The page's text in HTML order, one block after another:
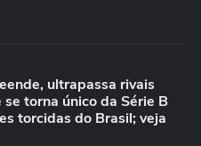
ultrapassa rivais
se torna único da Série B
torcidas do Brasil; veja